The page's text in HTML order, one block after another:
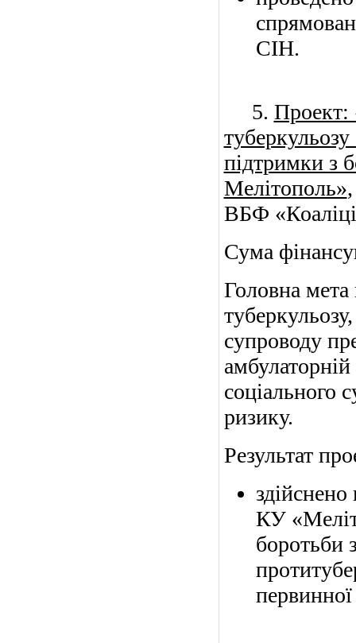
СІН.
5. Проект:
підтримки з
Мелітополь»
ВБФ
Сума
Головна мета
супроводу
соціального
ризику.
Результат
КУ
боротьби